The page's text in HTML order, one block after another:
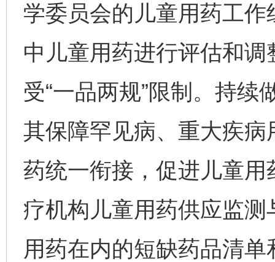
学委员会的儿童用药工
中儿童用药进行评估和
受“一品两规”限制。持
其保障罕见病、重大疾
药统一衔接，促进儿童
疗机构儿童用药供应监
用药在内的短缺药品清